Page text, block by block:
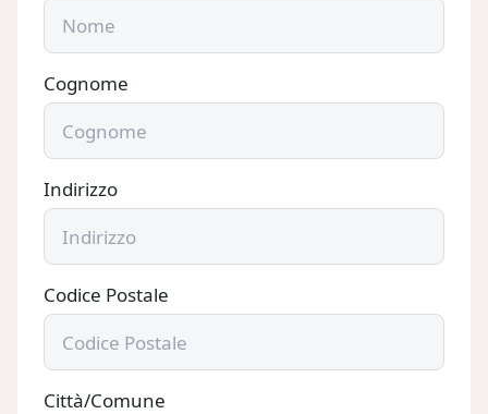
Cognome
Indirizzo
Codice Postale
Città/Comune